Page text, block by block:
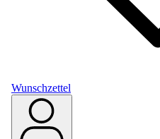
Wunschzettel